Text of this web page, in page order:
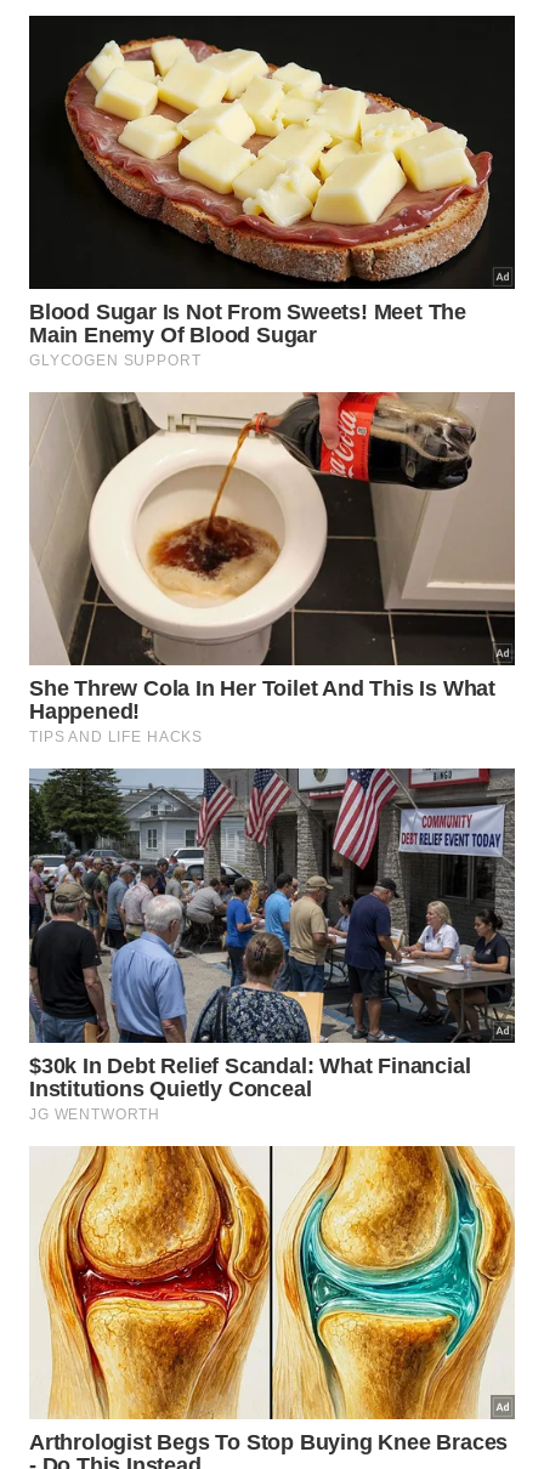
Use pano de microfibra para melhor aderência da
sujeira dissolvida.
Troque a água do balde sempre que estiver muito
Evite esponjas de aço, que riscam superfícies
Finalize com pano seco para evitar marcas de
água.
limpeza para evitar nova camada de
gordura?
A frequência de uso da
solução para dissolver
gordura
varia conforme o ritmo dacozinha
de frituras. Em casas onde se prepara muita comida
gordurosa, uma limpeza rápida a cada 7 a 10 dias
impede que a camada endureça e torna o processo
bem mais leve ao longo do tempo.
Em cozinhas com uso moderado, uma higienização
a cada 15 dias costuma ser suficiente, e alguns
cuidados extras ajudam a reduzir o acúmulo: usar
tampa nas panelas, acionar exaustor quando houver
muito vapor e passar pano úmido com detergente
leve após grandes preparos. Assim, a área atrás do
fogão permanece mais limpa, a aparência da
cozinha melhora e a necessidade de produtos
agressivos diminui significativamente.